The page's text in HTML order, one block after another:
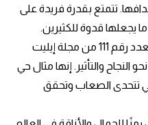
تتمتع بقدرة فريدة على
يجعلها قدوة للكثيرين.
ياسمين الخطيب على غلاف العدد رقم 111 من مجلة إيليت
والتأثير. إنها مثال حي
تتحدى الصعاب وتحقق